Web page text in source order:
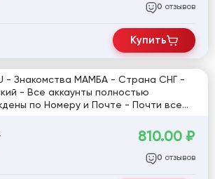
0 отзывов
Купить
- Знакомства МАМБА - Страна СНГ -
- Все аккаунты полностью
по Номеру и Почте - Почти все
810.00 ₽
0 отзывов